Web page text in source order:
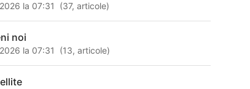
la 07:31 (37,articole)
noi
la 07:31 (13,articole)